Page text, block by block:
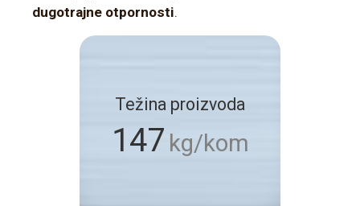
dugotrajne otpornosti.
Težina proizvoda
147 kg/kom